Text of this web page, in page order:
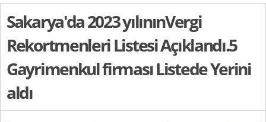
Sakarya'da 2023 yılınınVergi
Rekortmenleri Listesi Açıklandı.5
Gayrimenkul firması Listede Yerini
aldı